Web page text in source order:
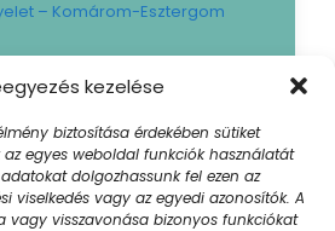
kezelése
biztosítása érdekében sütiket
az egyes weboldal funkciók használatát
dolgozhassunk fel ezen az
viselkedés vagy az egyedi azonosítók. A
vagy visszavonása bizonyos funkciókat
– Komárom-Esztergom
ügyelet – Komárom-
B.Braun